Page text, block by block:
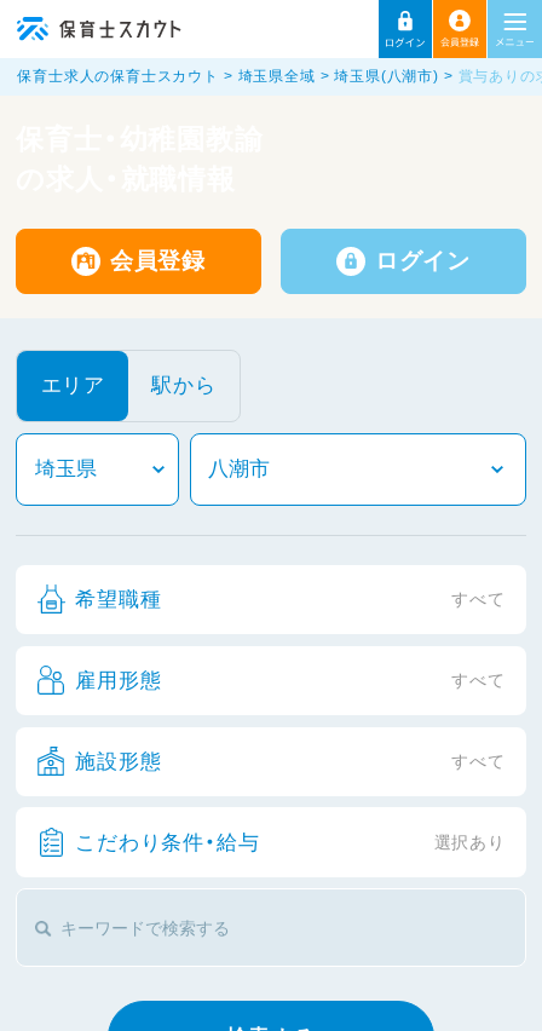
保育士求人の保育士スカウト 埼玉県全域 埼玉県(八潮市) 賞与ありの
会員登録 ログイン
エリア 駅から
希望職種 すべて
雇用形態 すべて
施設形態 すべて
こだわり条件・給与 選択あり